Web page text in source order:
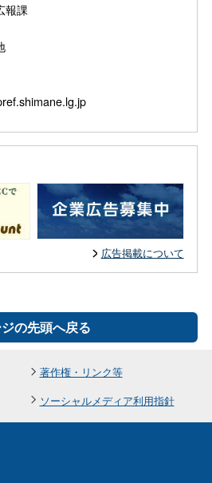
報課
番地
広告掲載について
の先頭へ戻る
著作権・リンク等
ソーシャルメディア利用指針